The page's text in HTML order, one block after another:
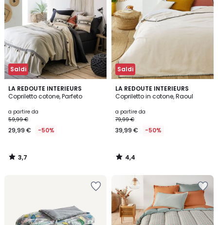
Saldi
LA REDOUTE INTERIEURS
Copriletto cotone, Parfeto
a partire da
59,99 €
29,99 € -50%
3,7
/ 5
3,7
/
Saldi
LA REDOUTE INTERIEURS
Copriletto in cotone, Raoul
a partire da
79,99 €
39,99 € -50%
4,4
/ 5
4,4
/